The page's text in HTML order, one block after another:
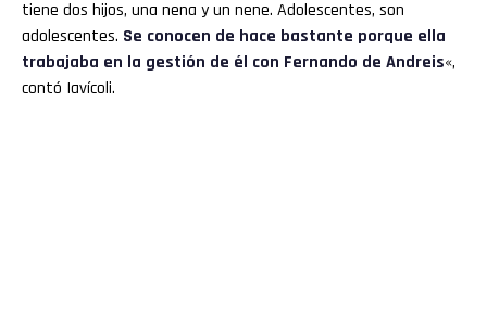
tiene dos hijos, una nena y un nene. Adolescentes, son
adolescentes. Se conocen de hace bastante porque ella
trabajaba en la gestión de él con Fernando de Andreis«,
contó Iavícoli.